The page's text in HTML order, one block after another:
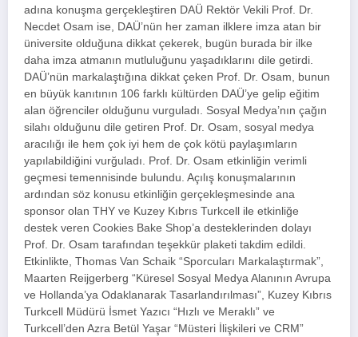
adına konuşma gerçekleştiren DAÜ Rektör Vekili Prof. Dr.
Necdet Osam ise, DAÜ’nün her zaman ilklere imza atan bir
üniversite olduğuna dikkat çekerek, bugün burada bir ilke
daha imza atmanın mutluluğunu yaşadıklarını dile getirdi.
DAÜ’nün markalaştığına dikkat çeken Prof. Dr. Osam, bunun
en büyük kanıtının 106 farklı kültürden DAÜ’ye gelip eğitim
alan öğrenciler olduğunu vurguladı. Sosyal Medya’nın çağın
silahı olduğunu dile getiren Prof. Dr. Osam, sosyal medya
aracılığı ile hem çok iyi hem de çok kötü paylaşımların
yapılabildiğini vurğuladı. Prof. Dr. Osam etkinliğin verimli
geçmesi temennisinde bulundu. Açılış konuşmalarının
ardından söz konusu etkinliğin gerçekleşmesinde ana
sponsor olan THY ve Kuzey Kıbrıs Turkcell ile etkinliğe
destek veren Cookies Bake Shop’a desteklerinden dolayı
Prof. Dr. Osam tarafından teşekkür plaketi takdim edildi.
Etkinlikte, Thomas Van Schaik “Sporcuları Markalaştırmak”,
Maarten Reijgerberg “Küresel Sosyal Medya Alanının Avrupa
ve Hollanda’ya Odaklanarak Tasarlandırılması”, Kuzey Kıbrıs
Turkcell Müdürü İsmet Yazıcı “Hızlı ve Meraklı” ve
Turkcell’den Azra Betül Yaşar “Müsteri İlişkileri ve CRM”